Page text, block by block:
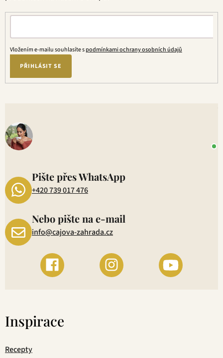
Vložením e-mailu souhlasíte spodmínkami ochrany osobních údajů
PŘIHLÁSIT SE
Pište přes WhatsApp
+420 739 017 476
Nebo pište na e-mail
info@cajova-zahrada.cz
Inspirace
Recepty